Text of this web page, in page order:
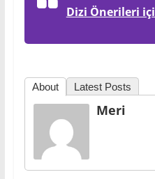
Dizi Önerileri
About Latest Posts
Meri